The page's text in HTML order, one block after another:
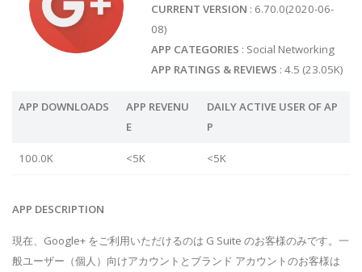
CURRENT VERSION : 6.70.0(2020-06-
08)
APP CATEGORIES : Social Networking
APP RATINGS & REVIEWS : 4.5 (23.05K)
APP DOWNLOADS
APP REVENU
E
DAILY ACTIVE USER OF AP
P
100.0K <5K <5K
APP DESCRIPTION
現在、Google+ をご利用いただけるのは G Suite のお客様のみです。一
般ユーザー（個人）向けアカウントとブランド アカウントのお客様は